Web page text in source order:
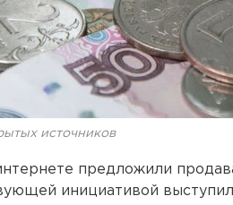
источников
предложили
инициативой